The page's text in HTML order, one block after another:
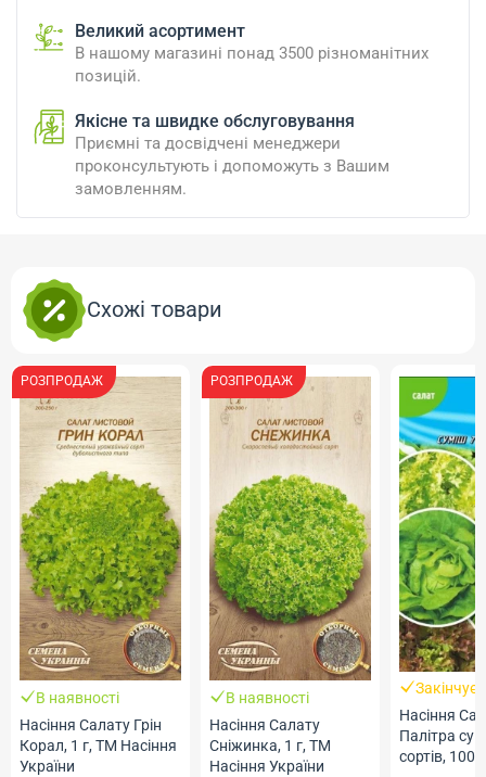
Великий асортимент
В нашому магазині понад 3500 різноманітних
позицій.
Якісне та швидке обслуговування
Приємні та досвідчені менеджери
проконсультують і допоможуть з Вашим
замовленням.
Схожі товари
РОЗПРОДАЖ
В наявності
Насіння Салату Грін
Корал, 1 г, ТМ Насіння
України
РОЗПРОДАЖ
В наявності
Насіння Салату
Сніжинка, 1 г, ТМ
Насіння України
Насіння
Палітра
сортів,